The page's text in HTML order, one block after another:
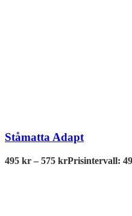
Ståmatta Adapt
495 kr – 575 krPrisintervall: